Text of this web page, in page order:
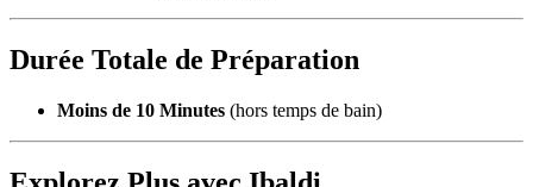
Durée Totale de Préparation
Moins de 10 Minutes (hors temps de bain)